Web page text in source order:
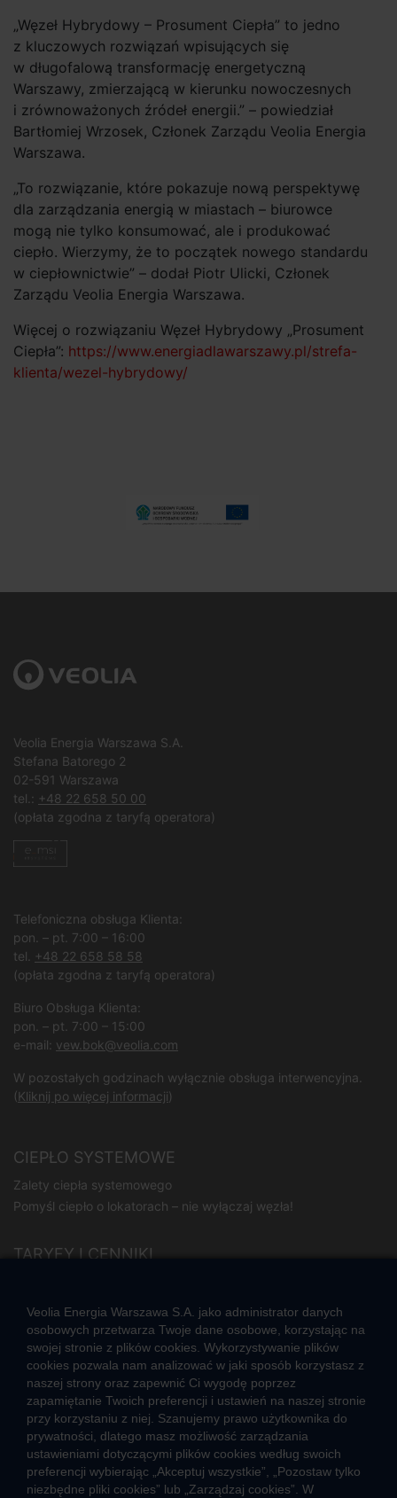
„Węzeł Hybrydowy – Prosument Ciepła” to jedno
z kluczowych rozwiązań wpisujących się
w długofalową transformację energetyczną
Warszawy, zmierzającą w kierunku nowoczesnych
i zrównoważonych źródeł energii.” – powiedział
Bartłomiej Wrzosek, Członek Zarządu Veolia Energia
Warszawa.
„To rozwiązanie, które pokazuje nową perspektywę
dla zarządzania energią w miastach – biurowce
mogą nie tylko konsumować, ale i produkować
ciepło. Wierzymy, że to początek nowego standardu
w ciepłownictwie” – dodał Piotr Ulicki, Członek
Zarządu Veolia Energia Warszawa.
Więcej o rozwiązaniu Węzeł Hybrydowy „Prosument
Ciepła”: https://www.energiadlawarszawy.pl/strefa-
klienta/wezel-hybrydowy/
Veolia Energia Warszawa S.A.
Stefana Batorego 2
02-591 Warszawa
tel.: +48 22 658 50 00
(opłata zgodna z taryfą operatora)
Telefoniczna obsługa Klienta:
pon. – pt. 7:00 – 16:00
tel. +48 22 658 58 58
(opłata zgodna z taryfą operatora)
Biuro Obsługa Klienta:
pon. – pt. 7:00 – 15:00
e-mail: vew.bok@veolia.com
W pozostałych godzinach wyłącznie obsługa interwencyjna.
(Kliknij po więcej informacji)
CIEPŁO SYSTEMOWE
Zalety ciepła systemowego
Pomyśl ciepło o lokatorach – nie wyłączaj węzła!
TARYFY I CENNIKI
JAK POWSTAJE CIEPŁO
Mapa sieci ciepłowniczej
Co to jest kogeneracja
Veolia Energia Warszawa S.A. jako administrator danych
osobowych przetwarza Twoje dane osobowe, korzystając na
swojej stronie z plików cookies. Wykorzystywanie plików
cookies pozwala nam analizować w jaki sposób korzystasz z
naszej strony oraz zapewnić Ci wygodę poprzez
zapamiętanie Twoich preferencji i ustawień na naszej stronie
przy korzystaniu z niej. Szanujemy prawo użytkownika do
prywatności, dlatego masz możliwość zarządzania
ustawieniami dotyczącymi plików cookies według swoich
preferencji wybierając „Akceptuj wszystkie”, „Pozostaw tylko
niezbędne pliki cookies” lub „Zarządzaj cookies”. W